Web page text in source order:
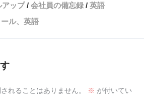
アップ 会社員の備忘録
英語
ル、英語
れることはありません。 ※ が付いてい